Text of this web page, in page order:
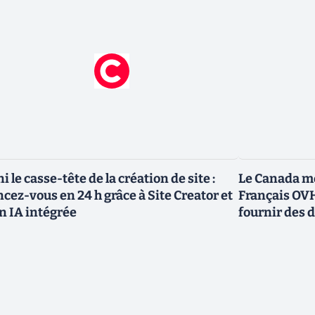
le casse-tête de la création de site :
vous en 24 h grâce à Site Creator et
IA intégrée
Le Canada
Français
fournir des